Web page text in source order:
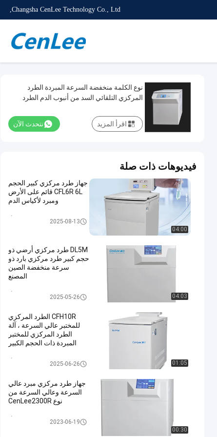
Changsha CenLee Technology Co., Ltd,
نوع الكلمة منخفضة السرعة المبردة الطرد
المركزي التلقائي السد من أنبوب الدم الطرد
نتحدث الآن اقرأ المزيد
فيديوهات ذات صلة
04:00
جهاز طرد مركزي كبير الحجم
CFL6R 6L قائم على الأرض
ومبرد لأكياس الدم
جهاز طرد مركزي قائم على الأر
2025-08-13
04:03
DL5M طرد مركزي أرضي ذو
حجم كبير طرد مركزي بارد ذو
سرعة منخفضة الصين
المصنع
جهاز طرد مركزي قائم على الأر
2025-05-26
01:05
CFH10R الطرد المركزي
للمختبر عالي السرعة ، آلة
الطرد المركزي للمختبر
المبردة ذات الحجم الكبير
جهاز طرد مركزي قائم على الأر
2025-06-26
00:30
جهاز طرد مركزي مبرد عالي
السرعة وعالي السرعة من
نوع CenLee2300R
جهاز طرد مركزي قائم على الأر
2023-06-19